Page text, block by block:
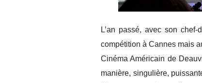
L’an passé, avec son chef-
compétition à Cannes mais
Cinéma Américain de
manière, singulière,